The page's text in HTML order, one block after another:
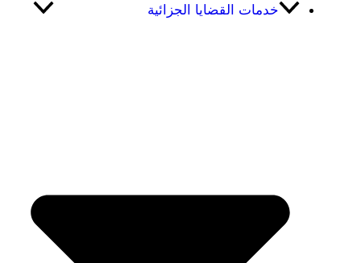
خدمات القضايا الجزائية